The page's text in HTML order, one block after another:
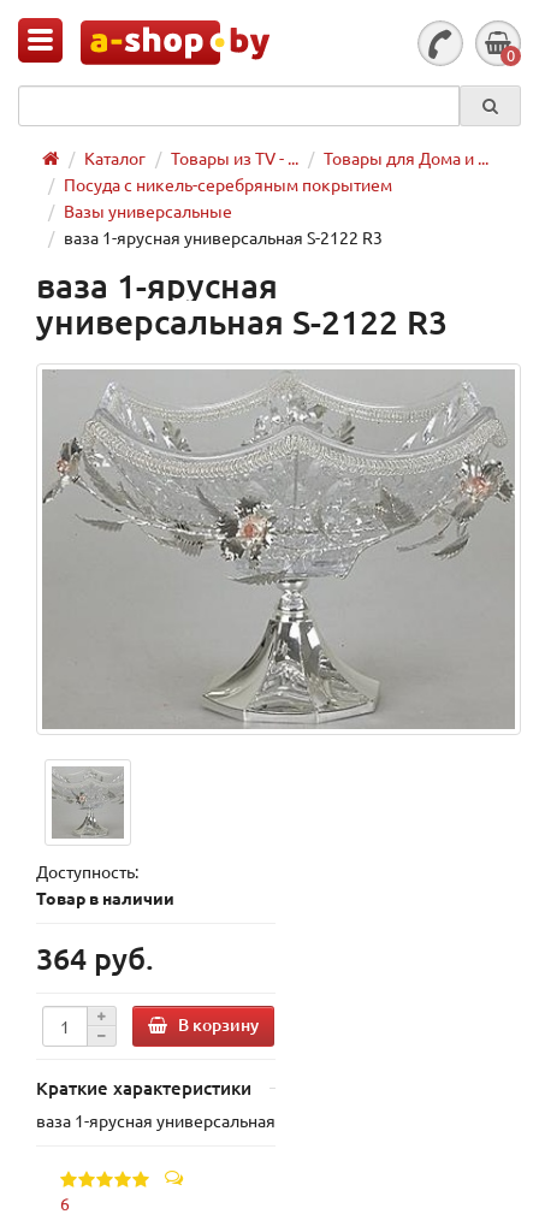
0
Каталог Товары из TV - ...
Товары для Дома и ...
Посуда с никель-серебряным покрытием
Вазы универсальные
ваза 1-ярусная универсальная S-2122 R3
ваза 1-ярусная
универсальная S-2122 R3
Доступность:
Товар в наличии
364 руб.
В корзину
Краткие характеристики
ваза 1-ярусная универсальная
6